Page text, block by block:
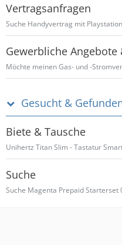
Vertragsanfragen
Suche Handyvertrag mit
Gewerbliche Angebote
Gesucht &
Biete & Tausche
Suche
Suche Magenta Prepaid